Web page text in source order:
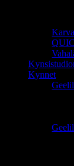
Kynnet